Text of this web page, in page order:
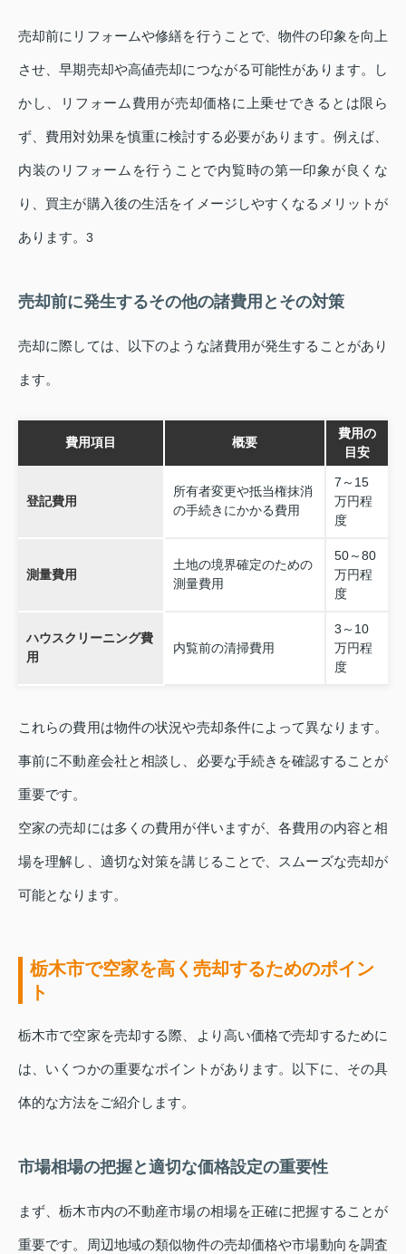
売却前にリフォームや修繕を行うことで、物件の印象を向上
させ、早期売却や高値売却につながる可能性があります。し
かし、リフォーム費用が売却価格に上乗せできるとは限ら
ず、費用対効果を慎重に検討する必要があります。例えば、
内装のリフォームを行うことで内覧時の第一印象が良くな
り、買主が購入後の生活をイメージしやすくなるメリットが
あります。 3
売却前に発生するその他の諸費用とその対策
売却に際しては、以下のような諸費用が発生することがあり
ます。
費用項目 概要
費用の
目安
登記費用
所有者変更や抵当権抹消
の手続きにかかる費用
7～15
万円程
度
測量費用
土地の境界確定のための
測量費用
50～80
万円程
度
ハウスクリーニング費
用
内覧前の清掃費用
3～10
万円程
度
これらの費用は物件の状況や売却条件によって異なります。
事前に不動産会社と相談し、必要な手続きを確認することが
重要です。
空家の売却には多くの費用が伴いますが、各費用の内容と相
場を理解し、適切な対策を講じることで、スムーズな売却が
可能となります。
栃木市で空家を高く売却するためのポイン
ト
栃木市で空家を売却する際、より高い価格で売却するために
は、いくつかの重要なポイントがあります。以下に、その具
体的な方法をご紹介します。
市場相場の把握と適切な価格設定の重要性
まず、栃木市内の不動産市場の相場を正確に把握することが
重要です。周辺地域の類似物件の売却価格や市場動向を調査